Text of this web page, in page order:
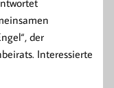
der
Interessierte